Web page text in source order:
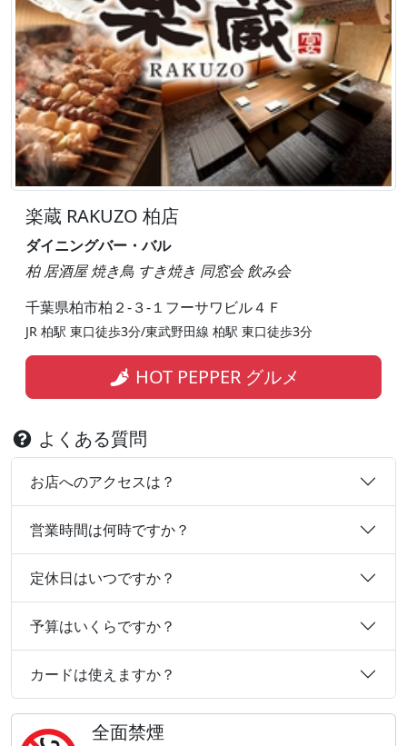
楽蔵 RAKUZO 柏店
ダイニングバー・バル
柏 居酒屋 焼き鳥 すき焼き 同窓会 飲み会
千葉県柏市柏２-３-１フーサワビル４Ｆ
JR 柏駅 東口徒歩3分/東武野田線 柏駅 東口徒歩3分
HOT PEPPER グルメ
よくある質問
お店へのアクセスは？
営業時間は何時ですか？
定休日はいつですか？
予算はいくらですか？
カードは使えますか？
全面禁煙